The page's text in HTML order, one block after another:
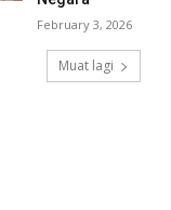
February 3, 2026
Muat lagi